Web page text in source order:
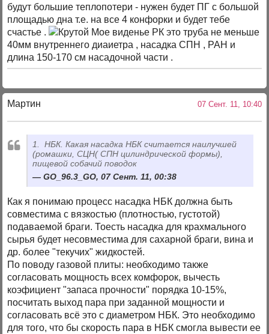
будут большие теплопотери - нужен будет ПГ с большой
площадью дна т.е. на все 4 конфорки и будет тебе
счастье .
Мое виденье РК это труба не меньше
40мм внутреннего диаиетра , насадка СПН , РАН и
длина 150-170 см насадочной части .
Мартин 07 Сент. 11, 10:40
1. НБК. Какая насадка НБК считается наилучшей
(ромашки, СЦН( СПН цилиндрической формы),
пищевой собачий поводок
GO_96.3_GO, 07 Сент. 11, 00:38
Как я понимаю процесс насадка НБК должна быть
совместима с вязкостью (плотностью, густотой)
подаваемой браги. Тоесть насадка для крахмального
сырья будет несовместима для сахарной браги, вина и
др. более "текучих" жидкостей.
По поводу газовой плиты: необходимо также
согласовать мощность всех комфорок, вычесть
коэфициент "запаса прочности" порядка 10-15%,
посчитать выход пара при заданной мощности и
согласовать всё это с диаметром НБК. Это необходимо
для того, что бы скорость пара в НБК смогла вывести ее